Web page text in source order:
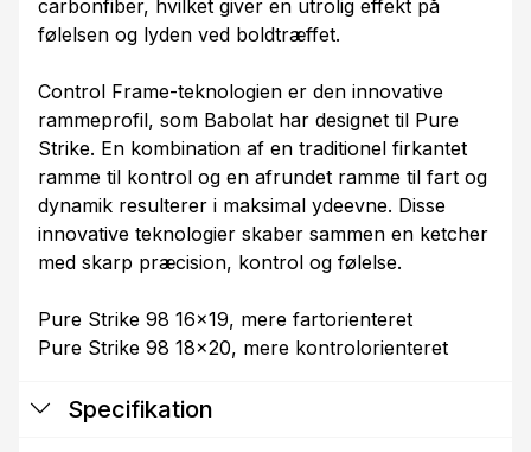
carbonfiber, hvilket giver en utrolig effekt på
følelsen og lyden ved boldtræffet.
Control Frame-teknologien er den innovative
rammeprofil, som Babolat har designet til Pure
Strike. En kombination af en traditionel firkantet
ramme til kontrol og en afrundet ramme til fart og
dynamik resulterer i maksimal ydeevne. Disse
innovative teknologier skaber sammen en ketcher
med skarp præcision, kontrol og følelse.
Pure Strike 98 16x19, mere fartorienteret
Pure Strike 98 18x20, mere kontrolorienteret
Specifikation